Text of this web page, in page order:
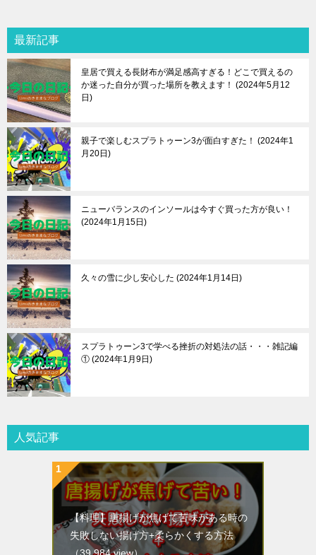
最新記事
皇居で買える長財布が満足感高すぎる！どこで買えるの
か迷った自分が買った場所を教えます！
2024年5月12
日
親子で楽しむスプラトゥーン3が面白すぎた！
2024年1
月20日
ニューバランスのインソールは今すぐ買った方が良い！
2024年1月15日
久々の雪に少し安心した 2024年1月14日
スプラトゥーン3で学べる挫折の対処法の話・・・雑記編
① 2024年1月9日
人気記事
【料理】唐揚げが焦げて苦味がある時の
失敗しない揚げ方+柔らかくする方法